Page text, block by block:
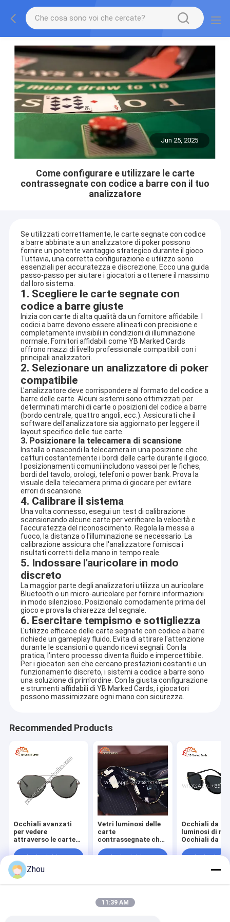
Jun 25, 2025
Come configurare e utilizzare le carte
contrassegnate con codice a barre con il tuo
analizzatore
Se utilizzati correttamente, le carte segnate con codice
a barre abbinate a un analizzatore di poker possono
fornire un potente vantaggio strategico durante il gioco.
Tuttavia, una corretta configurazione e utilizzo sono
essenziali per accuratezza e discrezione. Ecco una guida
passo-passo per aiutare i giocatori a ottenere il massimo
dal loro sistema.
1. Scegliere le carte segnate con
codice a barre giuste
Inizia con carte di alta qualità da un fornitore affidabile. I
codici a barre devono essere allineati con precisione e
completamente invisibili in condizioni di illuminazione
normale. Fornitori affidabili come YB Marked Cards
offrono mazzi di livello professionale compatibili con i
principali analizzatori.
2. Selezionare un analizzatore di poker
compatibile
L'analizzatore deve corrispondere al formato del codice a
barre delle carte. Alcuni sistemi sono ottimizzati per
determinati marchi di carte o posizioni del codice a barre
(bordo centrale, quattro angoli, ecc.). Assicurati che il
software dell'analizzatore sia aggiornato per leggere il
layout specifico delle tue carte.
3. Posizionare la telecamera di scansione
Installa o nascondi la telecamera in una posizione che
catturi costantemente i bordi delle carte durante il gioco.
I posizionamenti comuni includono vassoi per le fiches,
bordi del tavolo, orologi, telefoni o power bank. Prova la
visuale della telecamera prima di giocare per evitare
errori di scansione.
4. Calibrare il sistema
Una volta connesso, esegui un test di calibrazione
scansionando alcune carte per verificare la velocità e
l'accuratezza del riconoscimento. Regola la messa a
fuoco, la distanza o l'illuminazione se necessario. La
calibrazione assicura che l'analizzatore fornisca i
risultati corretti della mano in tempo reale.
5. Indossare l'auricolare in modo
discreto
La maggior parte degli analizzatori utilizza un auricolare
Bluetooth o un micro-auricolare per fornire informazioni
in modo silenzioso. Posizionalo comodamente prima del
gioco e prova la chiarezza del segnale.
6. Esercitare tempismo e sottigliezza
L'utilizzo efficace delle carte segnate con codice a barre
richiede un gameplay fluido. Evita di attirare l'attenzione
durante le scansioni o quando ricevi segnali. Con la
pratica, l'intero processo diventa fluido e impercettibile.
Per i giocatori seri che cercano prestazioni costanti e un
funzionamento discreto, i sistemi a codice a barre sono
una soluzione di prim'ordine. Con la giusta configurazione
e strumenti affidabili di YB Marked Cards, i giocatori
possono massimizzare ogni mano con sicurezza.
Recommended Products
Occhiali avanzati
per vedere
attraverso le carte
da gioco
Invia richiesta
Vetri luminosi delle
carte
contrassegnate che
giocano gli occhiali
da sole degli
Invia richiesta
Occhiali da
luminosi di
Occhiali da
baratto viola
Invia
Mappa del sito
politica sulla riservatezza
Zhou
11:39 AM